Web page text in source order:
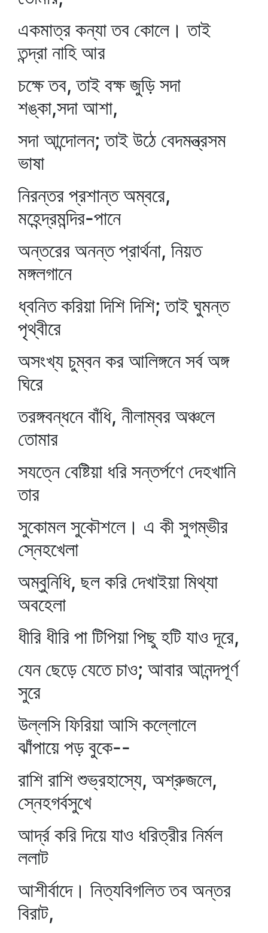
একমাত্র কন্যা তব কোলে। তাই
তন্দ্রা নাহি আর
চক্ষে তব, তাই বক্ষ জুড়ি সদা
শঙ্কা,সদা আশা,
সদা আন্দোলন; তাই উঠে বেদমন্ত্রসম
ভাষা
নিরন্তর প্রশান্ত অম্বরে,
মহেন্দ্রমন্দির-পানে
অন্তরের অনন্ত প্রার্থনা, নিয়ত
মঙ্গলগানে
ধ্বনিত করিয়া দিশি দিশি; তাই ঘুমন্ত
পৃথ্বীরে
অসংখ্য চুম্বন কর আলিঙ্গনে সর্ব অঙ্গ
ঘিরে
তরঙ্গবন্ধনে বাঁধি, নীলাম্বর অঞ্চলে
তোমার
সযত্নে বেষ্টিয়া ধরি সন্তর্পণে দেহখানি
তার
সুকোমল সুকৌশলে। এ কী সুগম্ভীর
স্নেহখেলা
অম্বুনিধি, ছল করি দেখাইয়া মিথ্যা
অবহেলা
ধীরি ধীরি পা টিপিয়া পিছু হটি যাও দূরে,
যেন ছেড়ে যেতে চাও; আবার আনন্দপূর্ণ
সুরে
উল্লসি ফিরিয়া আসি কল্লোলে
ঝাঁপায়ে পড় বুকে--
রাশি রাশি শুভ্রহাস্যে, অশ্রুজলে,
স্নেহগর্বসুখে
আর্দ্র করি দিয়ে যাও ধরিত্রীর নির্মল
ললাট
আশীর্বাদে। নিত্যবিগলিত তব অন্তর
বিরাট,